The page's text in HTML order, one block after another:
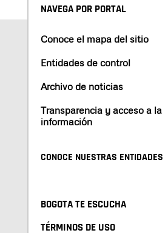
NAVEGA POR PORTAL
Conoce el mapa del sitio
Entidades de control
Archivo de noticias
Transparencia y acceso a la
información
CONOCE NUESTRAS ENTIDADES
BOGOTA TE ESCUCHA
TÉRMINOS DE USO